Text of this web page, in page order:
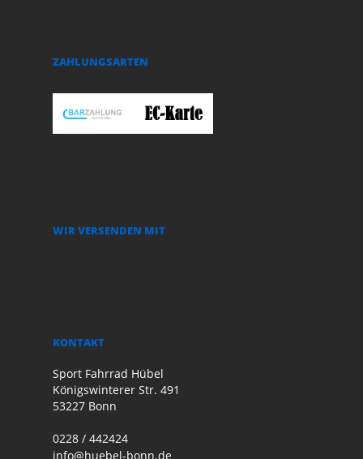
ZAHLUNGSARTEN
WIR VERSENDEN MIT
KONTAKT
Sport Fahrrad Hübel
Königswinterer Str. 491
53227 Bonn
0228 / 442424
info@huebel-bonn.de